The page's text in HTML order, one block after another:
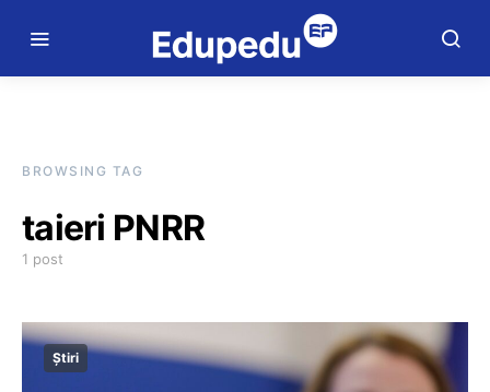
BROWSING TAG
taieri PNRR
1 post
Știri